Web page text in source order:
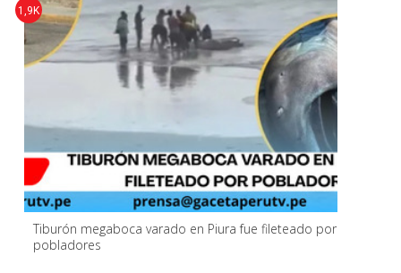
Tiburón megaboca varado en Piura fue fileteado por
pobladores
1,9K